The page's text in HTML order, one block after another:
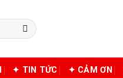
✦ TIN TỨC ✦ CẢM ƠN